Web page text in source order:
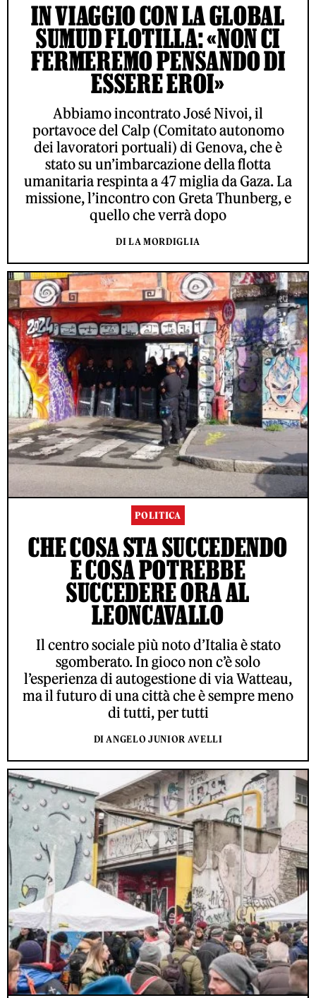
IN VIAGGIO CON LA GLOBAL
SUMUD FLOTILLA: «NON CI
FERMEREMO PENSANDO DI
ESSERE EROI»
Abbiamo incontrato José Nivoi, il
portavoce del Calp (Comitato autonomo
dei lavoratori portuali) di Genova, che è
stato su un’imbarcazione della flotta
umanitaria respinta a 47 miglia da Gaza. La
missione, l’incontro con Greta Thunberg, e
quello che verrà dopo
DI LA MORDIGLIA
POLITICA
CHE COSA STA SUCCEDENDO
E COSA POTREBBE
SUCCEDERE ORA AL
LEONCAVALLO
Il centro sociale più noto d’Italia è stato
sgomberato. In gioco non c’è solo
l’esperienza di autogestione di via Watteau,
ma il futuro di una città che è sempre meno
di tutti, per tutti
DI ANGELO JUNIOR AVELLI